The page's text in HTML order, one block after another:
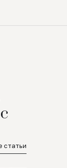
статьи